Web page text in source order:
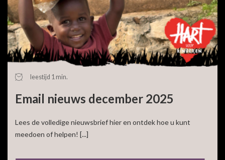
leestijd 1 min.
Email nieuws december 2025
Lees de volledige nieuwsbrief hier en ontdek hoe u kunt
meedoen of helpen! [...]